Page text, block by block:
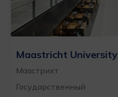
Maastricht University
Маастрихт
Государственный